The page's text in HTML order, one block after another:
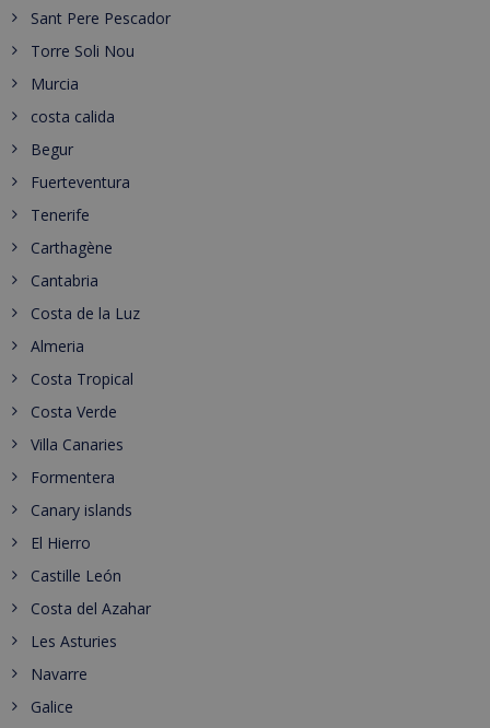
Sant Pere Pescador
Torre Soli Nou
Murcia
costa calida
Begur
Fuerteventura
Tenerife
Carthagène
Cantabria
Costa de la Luz
Almeria
Costa Tropical
Costa Verde
Villa Canaries
Formentera
Canary islands
El Hierro
Castille León
Costa del Azahar
Les Asturies
Navarre
Galice